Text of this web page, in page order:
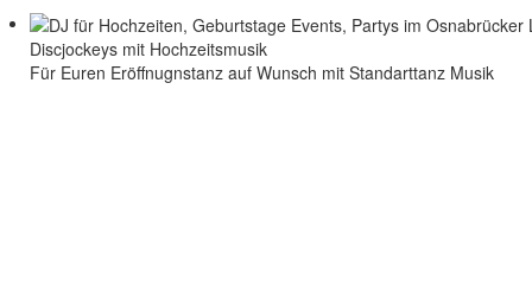
Discjockeys mit Hochzeitsmusik
Für Euren Eröffnugnstanz auf Wunsch mit Standarttanz Musik